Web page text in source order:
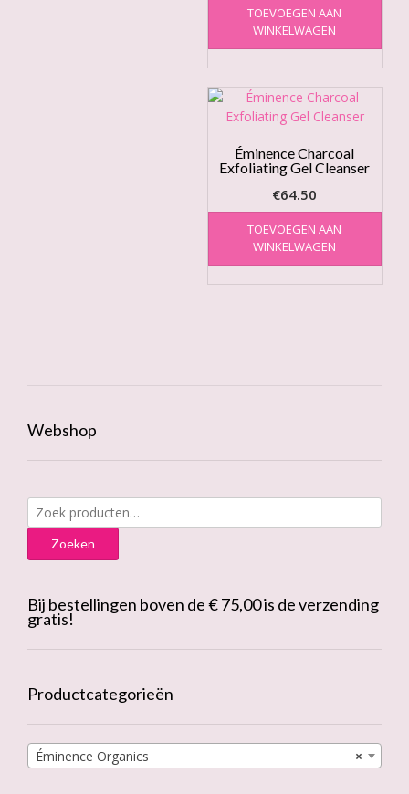
TOEVOEGEN AAN
WINKELWAGEN
Éminence Charcoal
Exfoliating Gel Cleanser
€64.50
TOEVOEGEN AAN
WINKELWAGEN
Webshop
Zoeken
naar:
Zoeken
Bij bestellingen boven de € 75,00 is de verzending
gratis!
Productcategorieën
×
Éminence Organics